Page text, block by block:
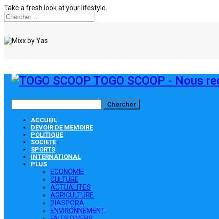
Take a fresh look at your lifestyle.
TOGO SCOOP - Nous
ACCUEIL
DEVOIR DE MEMOIRE
POLITIQUE
SOCIETE
SPORTS
INTERNATIONAL
PLUS
ECONOMIE
CULTURE
ACTUALITES
AGRICULTURE
DIASPORA
ENVIRONNEMENT